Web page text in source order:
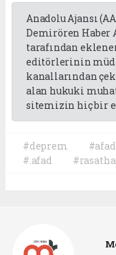
Anadolu Ajansı
Demirören Haber
tarafından
editörlerinin
kanallarından
alan hukuki
sitemizin hiç bir
#deprem #afad
#.afad